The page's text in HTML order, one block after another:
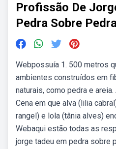
Profissão De
Pedra Sobre
Webpossuía 1. 500 metros
ambientes construídos em
naturais, como pedra e
Cena em que alva (lilia
rangel) e lola (tânia alves)
Webaqui estão todas as
jorge tadeu em pedra sobre